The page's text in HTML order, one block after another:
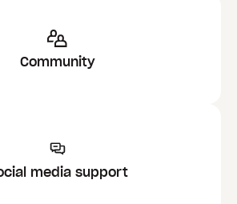
Community
media support